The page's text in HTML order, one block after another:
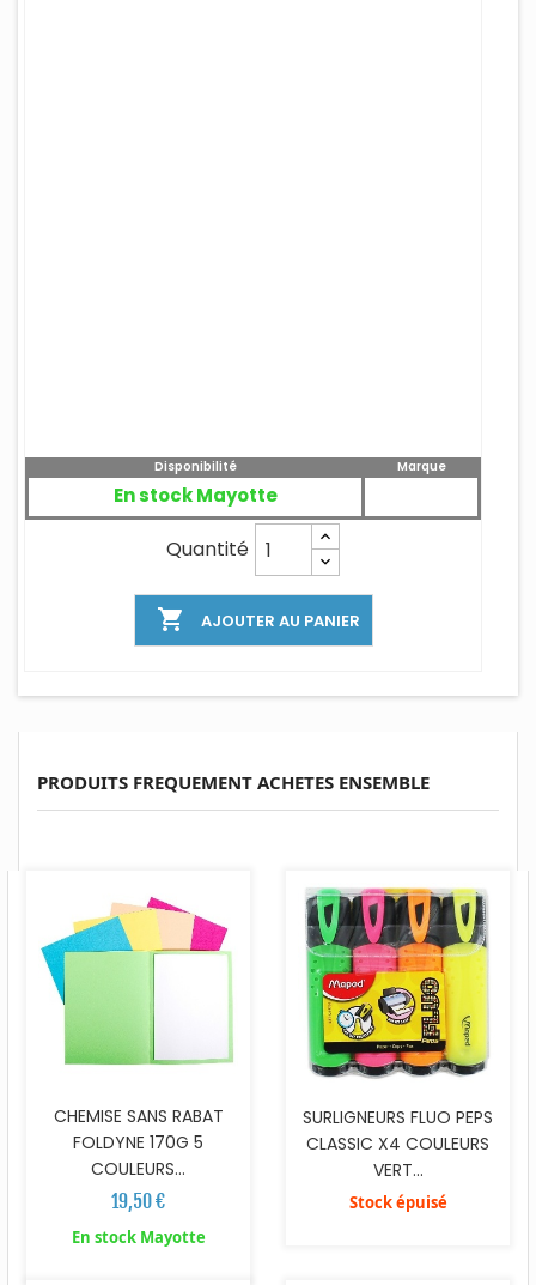
Disponibilité
En stock Mayotte
Marque
Quantité
 AJOUTER AU PANIER
PRODUITS FREQUEMENT ACHETES ENSEMBLE
CHEMISE SANS RABAT
FOLDYNE 170G 5
COULEURS...
19,50 €
En stock Mayotte
SURLIGNEURS FLUO PEPS
CLASSIC X4 COULEURS
VERT...
Stock épuisé